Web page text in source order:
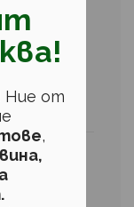
Ние от
,
са